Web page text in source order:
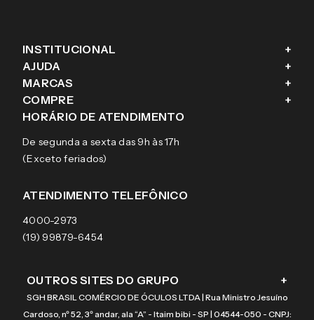
INSTITUCIONAL +
Fale conosco
Blog
Sobre a eÓtica
Aviso de privacidade
Termos e condições de uso
AJUDA +
Como comprar
Trocas e Devoluções
Pagamentos
Garantias
MARCAS +
Ray-Ban
Tecnol
Arnette
Burberry
COMPRE +
Óculos de sol
Lentes de contato
HORÁRIO DE ATENDIMENTO
De segunda a sexta das 9h às 17h
(Exceto feriados)
ATENDIMENTO TELEFÔNICO
4000-2973
(19) 99879-6454
OUTROS SITES DO GRUPO +
SGH BRASIL COMÉRCIO DE ÓCULOS LTDA | Rua Ministro Jesuíno
Cardoso, nº 52, 3º andar, ala “A” - Itaim bibi - SP | 04544-050 - CNPJ: